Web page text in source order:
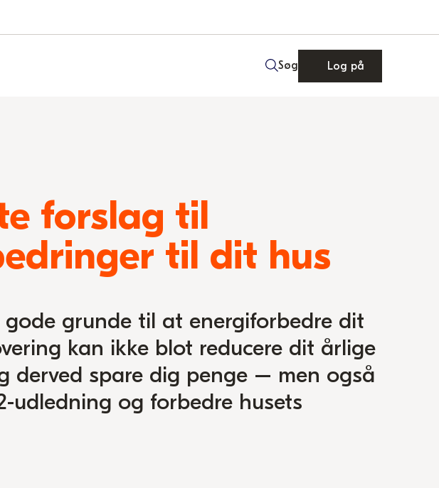
Søg Log på
forslag til
til dit hus
grunde til at energiforbedre dit
kan ikke blot reducere dit årlige
derved spare dig penge – men også
udledning og forbedre husets